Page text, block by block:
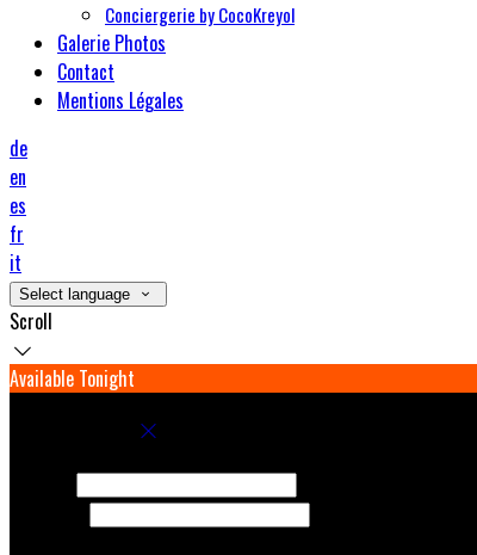
Conciergerie by CocoKreyol
Galerie Photos
Contact
Mentions Légales
de
en
es
fr
it
Select language
Scroll
Available Tonight